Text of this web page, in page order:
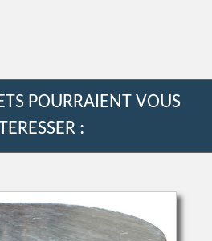
POURRAIENT VOUS
: